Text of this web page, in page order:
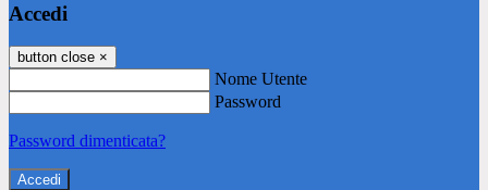
Accedi
button close ×
Nome Utente
Password
Password dimenticata?